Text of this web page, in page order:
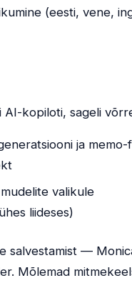
(eesti, vene,
kopiloti, sageli
ja memo-
valikule
liideses)
salvestamist —
Mõlemad